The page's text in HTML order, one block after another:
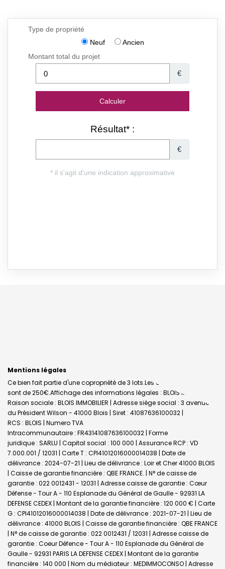
Mentions légales
Ce bien fait partie d'une copropriété de 3 lots.Les charges annuelles
sont de 250€.Affichage des informations légales : BLOIS IMMO |
Raison sociale : BLOIS IMMOBILIER | Adresse siège social : 3 avenue
du Président Wilson - 41000 Blois | Siret : 41087636100032 |
RCS : BLOIS | Numero TVA
Intracommunautaire : FR43141087636100032 | Forme
juridique : SARLU | Capital social : 100 000 | Assurance RCP : VD
7.000.001 / 12031 | Carte T : CPI41012016000014038 | Date de
délivrance : 2024-07-21 | Lieu de délivrance : Loir et Cher 41000 BLOIS
| Caisse de garantie financière : QBE FRANCE. | N° de caisse de
garantie : 022 0012431 - 12031 | Adresse caisse de garantie : Cœur
Défense - Tour A - 110 Esplanade du Général de Gaulle - 92931 LA
DEFENSE CEDEX | Montant de la garantie financière : 120 000 € | Carte
G : CPI41012016000014038 | Date de délivrance : 2021-07-21 | Lieu de
délivrance : 41000 BLOIS | Caisse de garantie financière : QBE FRANCE
| N° de caisse de garantie : 022 0012431 / 12031 | Adresse caisse de
garantie : Coeur Défence - Tour A - 110 Esplanade du Général de
Gaulle - 92931 PARIS LA DEFENSE CEDEX | Montant de la garantie
financière : 140 000 | Nom du médiateur : MEDIMMOCONSO | Adresse